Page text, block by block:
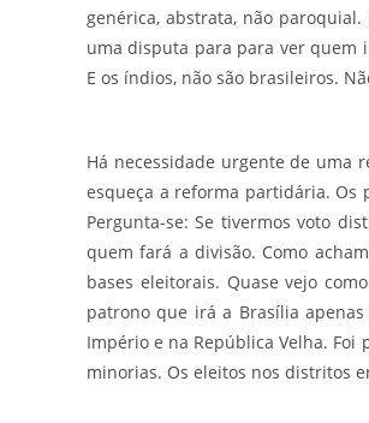
genérica, abstrata, não
uma disputa para para ver quem
E os índios, não são brasileiros.
Há necessidade urgente de uma
esqueça a reforma partidária. Os
Pergunta-se: Se tivermos voto
quem fará a divisão. Como
bases eleitorais. Quase vejo
patrono que irá a Brasília
Império e na República Velha. Foi
minorias. Os eleitos nos distritos